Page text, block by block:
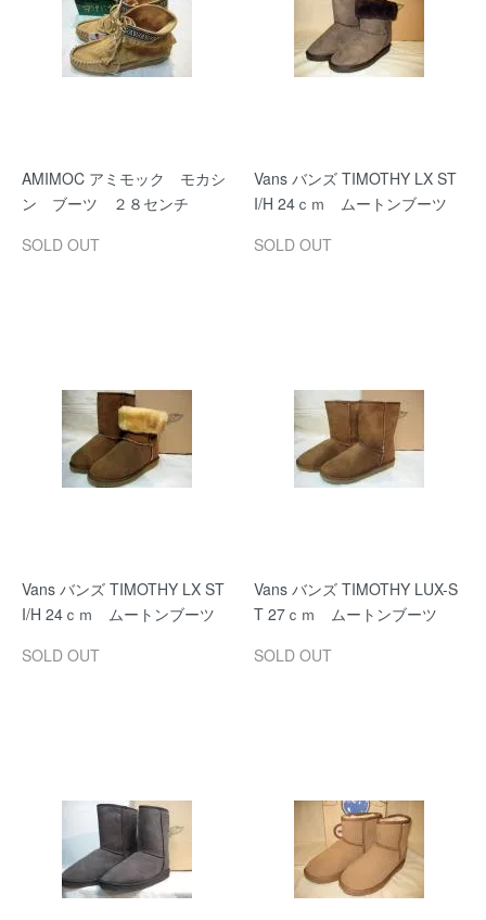
AMIMOC アミモック モカシ
ン ブーツ ２８センチ
SOLD OUT
Vans バンズ TIMOTHY LX ST
I/H 24ｃｍ ムートンブーツ
SOLD OUT
Vans バンズ TIMOTHY LX ST
I/H 24ｃｍ ムートンブーツ
SOLD OUT
Vans バンズ TIMOTHY LUX-S
T 27ｃｍ ムートンブーツ
SOLD OUT